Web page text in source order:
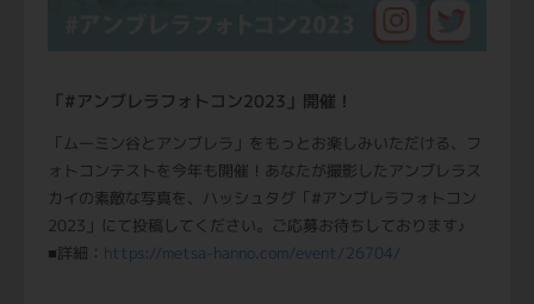
「#アンブレラフォトコン2023」開催！
「ムーミン谷とアンブレラ」をもっとお楽しみいただける、フ
ォトコンテストを今年も開催！あなたが撮影したアンブレラス
カイの素敵な写真を、ハッシュタグ「#アンブレラフォトコン
2023」にて投稿してください。ご応募お待ちしております♪
■詳細： https://metsa-hanno.com/event/26704/